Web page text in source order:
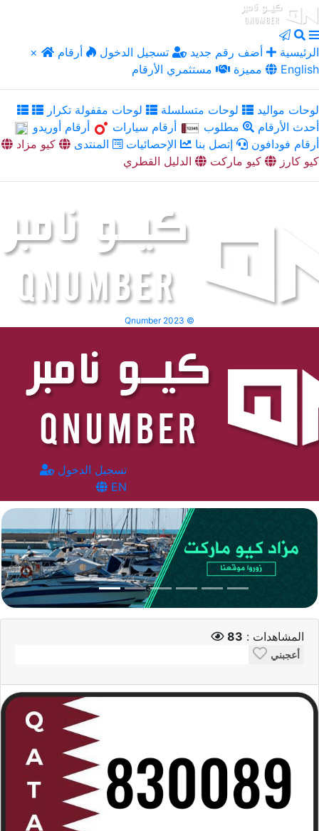
× الرئيسية أضف رقم جديد تسجيل الدخول
أرقام
مميزة
مستثمري الأرقام English
لوحات مواليد لوحات متسلسلة
لوحات مقفولة تكرار
أحدث الأرقام
مطلوب أرقام سيارات
أرقام أوريدو
أرقام فودافون
إتصل بنا الإحصائيات المنتدى
كيو مزاد
كيو كارز
كيو ماركت الدليل القطري
Qnumber 2023 ©
تسجيل الدخول
EN
المشاهدات : 83
أعجبني